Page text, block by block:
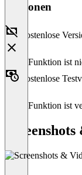
Versionen
Kostenlose
Diese Funktion ist
Kostenlose
Diese Funktion ist